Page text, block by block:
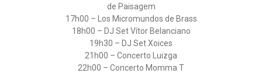
de Paisagem
17h00 – Los Micromundos de Brass
18h00 – DJ Set Vítor Belanciano
19h30 – DJ Set Xoices
21h00 – Concerto Luizga
22h00 – Concerto Momma T